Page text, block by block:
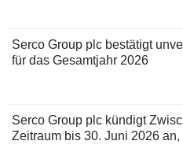
Serco Group plc bestätigt
für das Gesamtjahr 2026
Serco Group plc kündigt
Zeitraum bis 30. Juni 2026